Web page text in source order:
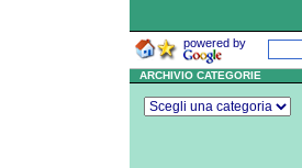
powered by
ARCHIVIO CATEGORIE